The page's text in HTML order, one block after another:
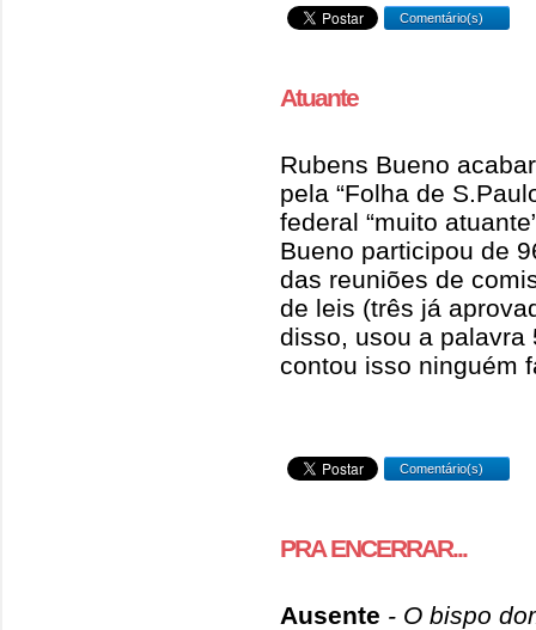
Comentário(s)
Atuante
Rubens Bueno
pela “Folha de
federal “muito
Bueno participou de
das reuniões de
de leis (três já
disso, usou a palavra
contou isso ninguém
Comentário(s)
PRA ENCERRAR...
Ausente - O bispo